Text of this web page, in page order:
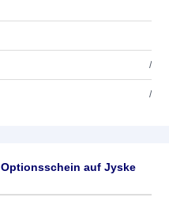
/
/
auf Jyske